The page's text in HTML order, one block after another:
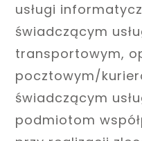
usługi
świadczącym
transportowym,
pocztowym/
świadczącym
podmiotom